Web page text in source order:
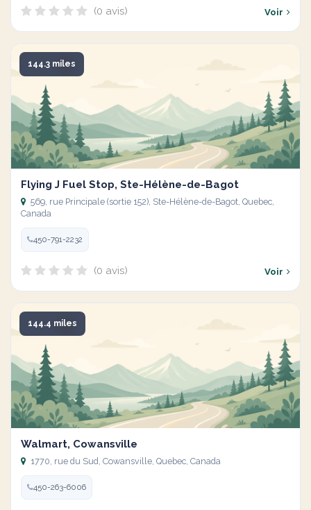
(0 avis) Voir
144.3 miles
Flying J Fuel Stop, Ste-Hélène-de-Bagot
569, rue Principale (sortie 152), Ste-Hélène-de-Bagot, Quebec,
Canada
450-791-2232
(0 avis) Voir
144.4 miles
Walmart, Cowansville
1770, rue du Sud, Cowansville, Quebec, Canada
450-263-6006